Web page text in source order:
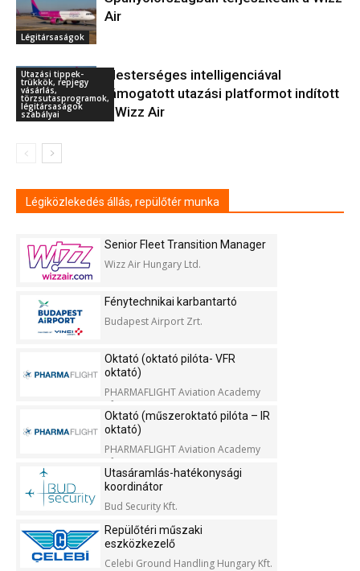
Légitársaságok
Air
Utazási tippek-
trükkök, repjegy
vásárlás,
törzsutasprogramok,
légitársaságok
szabályai
Mesterséges intelligenciával
támogatott utazási platformot indított
a Wizz Air
Légiközlekedés állás, repülőtér munka
Senior Fleet Transition Manager
Wizz Air Hungary Ltd.
Fénytechnikai karbantartó
Budapest Airport Zrt.
Oktató (oktató pilóta- VFR
oktató)
PHARMAFLIGHT Aviation Academy
Kft.
Oktató (műszeroktató pilóta – IR
oktató)
PHARMAFLIGHT Aviation Academy
Kft.
Utasáramlás-hatékonysági
koordinátor
Bud Security Kft.
Repülőtéri műszaki
eszközkezelő
Celebi Ground Handling Hungary Kft.